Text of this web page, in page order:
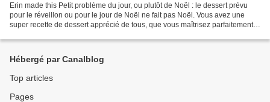
Erin made this Petit problème du jour, ou plutôt de Noël : le dessert prévu
pour le réveillon ou pour le jour de Noël ne fait pas Noël. Vous avez une
super recette de dessert apprécié de tous, que vous maîtrisez parfaitement
Hébergé par Canalblog
Top articles
Pages